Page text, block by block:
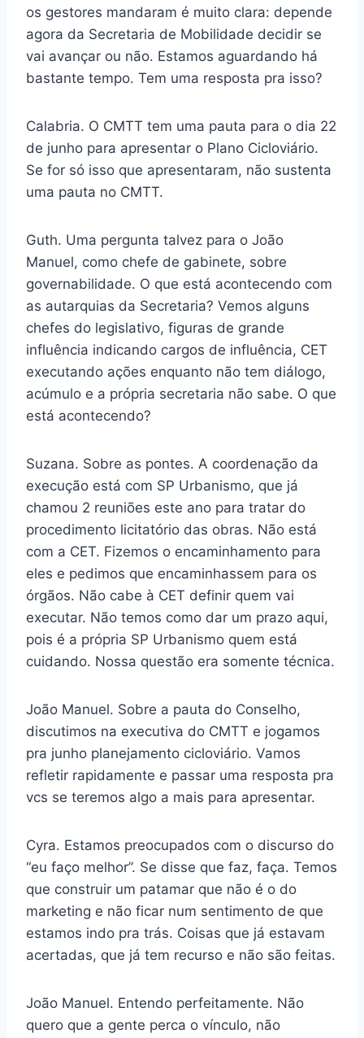
os gestores mandaram é muito clara: depende
agora da Secretaria de Mobilidade decidir se
vai avançar ou não. Estamos aguardando há
bastante tempo. Tem uma resposta pra isso?
Calabria. O CMTT tem uma pauta para o dia 22
de junho para apresentar o Plano Cicloviário.
Se for só isso que apresentaram, não sustenta
uma pauta no CMTT.
Guth. Uma pergunta talvez para o João
Manuel, como chefe de gabinete, sobre
governabilidade. O que está acontecendo com
as autarquias da Secretaria? Vemos alguns
chefes do legislativo, figuras de grande
influência indicando cargos de influência, CET
executando ações enquanto não tem diálogo,
acúmulo e a própria secretaria não sabe. O que
está acontecendo?
Suzana. Sobre as pontes. A coordenação da
execução está com SP Urbanismo, que já
chamou 2 reuniões este ano para tratar do
procedimento licitatório das obras. Não está
com a CET. Fizemos o encaminhamento para
eles e pedimos que encaminhassem para os
órgãos. Não cabe à CET definir quem vai
executar. Não temos como dar um prazo aqui,
pois é a própria SP Urbanismo quem está
cuidando. Nossa questão era somente técnica.
João Manuel. Sobre a pauta do Conselho,
discutimos na executiva do CMTT e jogamos
pra junho planejamento cicloviário. Vamos
refletir rapidamente e passar uma resposta pra
vcs se teremos algo a mais para apresentar.
Cyra. Estamos preocupados com o discurso do
“eu faço melhor”. Se disse que faz, faça. Temos
que construir um patamar que não é o do
marketing e não ficar num sentimento de que
estamos indo pra trás. Coisas que já estavam
acertadas, que já tem recurso e não são feitas.
João Manuel. Entendo perfeitamente. Não
quero que a gente perca o vínculo, não